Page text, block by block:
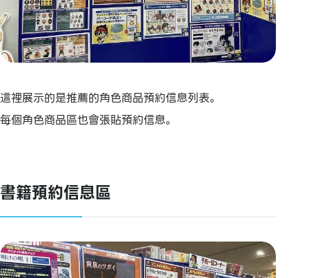
這裡展示的是推薦的角色商品預約信息列表。
每個角色商品區也會張貼預約信息。
書籍預約信息區